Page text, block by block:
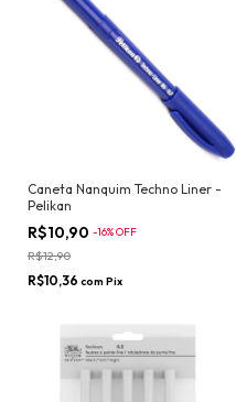
Caneta Nanquim Techno Liner -
Pelikan
R$10,90 -16%OFF
R$12,90
R$10,36 com Pix